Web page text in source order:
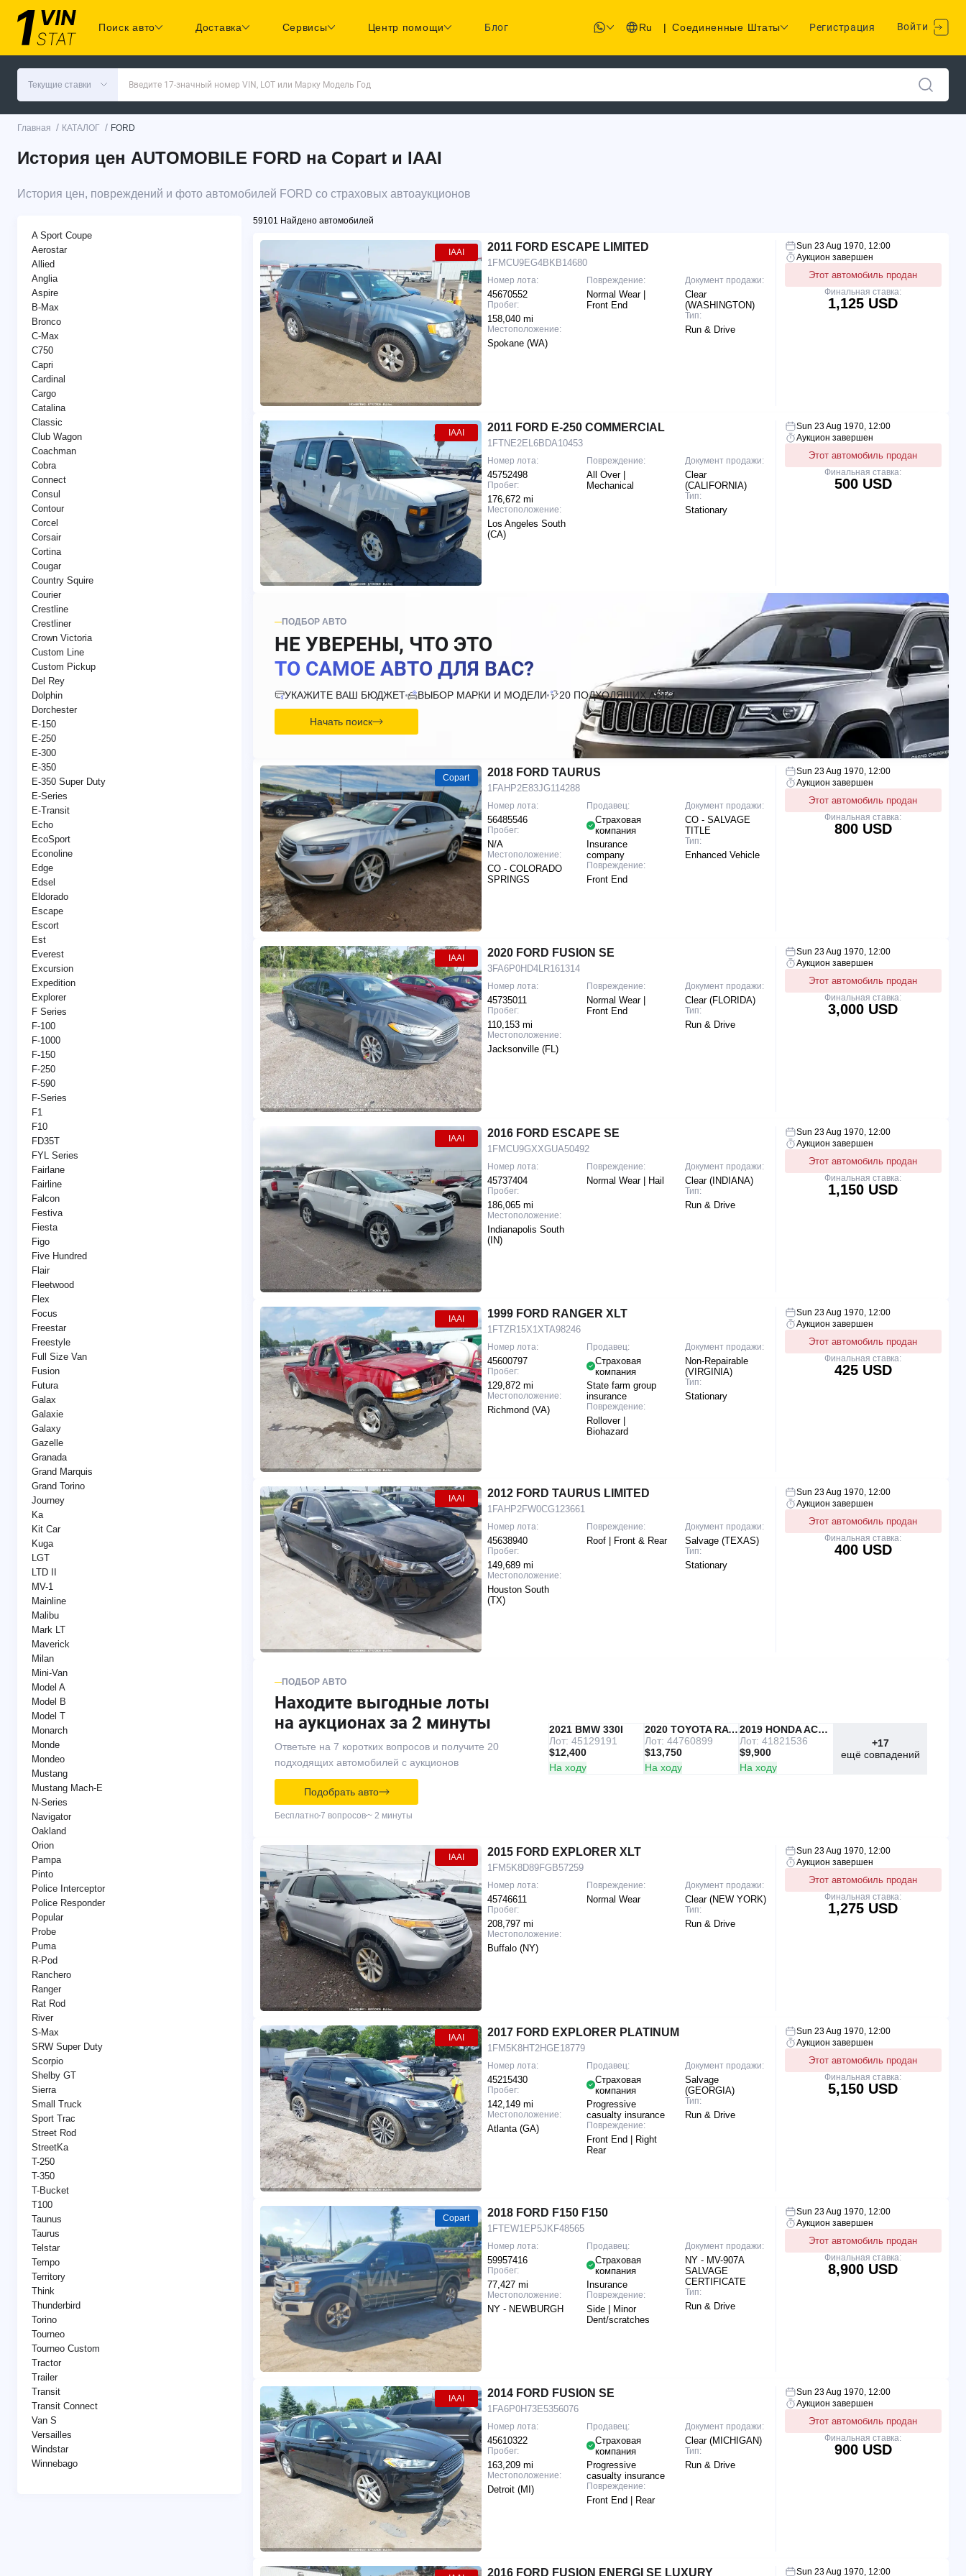
Поиск авто Доставка Сервисы Центр помощи Блог Ru | Соединенные Штаты Регистрация Войти
Текущие ставки Введите 17-значный номер VIN, LOT или Марку Модель Год
Главная / КАТАЛОГ / FORD
История цен AUTOMOBILE FORD на Copart и IAAI
История цен, повреждений и фото автомобилей FORD со страховых автоаукционов
A Sport Coupe
Aerostar
Allied
Anglia
Aspire
B-Max
Bronco
C-Max
C750
Capri
Cardinal
Cargo
Catalina
Classic
Club Wagon
Coachman
Cobra
Connect
Consul
Contour
Corcel
Corsair
Cortina
Cougar
Country Squire
Courier
Crestline
Crestliner
Crown Victoria
Custom Line
Custom Pickup
Del Rey
Dolphin
Dorchester
E-150
E-250
E-300
E-350
E-350 Super Duty
E-Series
E-Transit
Echo
EcoSport
Econoline
Edge
Edsel
Eldorado
Escape
Escort
Est
Everest
Excursion
Expedition
Explorer
F Series
F-100
F-1000
F-150
F-250
F-590
F-Series
F1
F10
FD35T
FYL Series
Fairlane
Fairline
Falcon
Festiva
Fiesta
Figo
Five Hundred
Flair
Fleetwood
Flex
Focus
Freestar
Freestyle
Full Size Van
Fusion
Futura
Galax
Galaxie
Galaxy
Gazelle
Granada
Grand Marquis
Grand Torino
Journey
Ka
Kit Car
Kuga
LGT
LTD II
MV-1
Mainline
Malibu
Mark LT
Maverick
Milan
Mini-Van
Model A
Model B
Model T
Monarch
Monde
Mondeo
Mustang
Mustang Mach-E
N-Series
Navigator
Oakland
Orion
Pampa
Pinto
Police Interceptor
Police Responder
Popular
Probe
Puma
R-Pod
Ranchero
Ranger
Rat Rod
River
S-Max
SRW Super Duty
Scorpio
Shelby GT
Sierra
Small Truck
Sport Trac
Street Rod
StreetKa
T-250
T-350
T-Bucket
T100
Taunus
Taurus
Telstar
Tempo
Territory
Think
Thunderbird
Torino
Tourneo
Tourneo Custom
Tractor
Trailer
Transit
Transit Connect
Van S
Versailles
Windstar
Winnebago
59101 Найдено автомобилей
IAAI 2011 FORD ESCAPE LIMITED
1FMCU9EG4BKB14680
Номер лота:
45670552
Пробег:
158,040 mi
Местоположение:
Spokane (WA)
Повреждение:
Normal Wear |
Front End
Документ продажи:
Clear
(WASHINGTON)
Тип:
Run & Drive
Sun 23 Aug 1970, 12:00
Аукцион завершен
Этот автомобиль продан
Финальная ставка:
1,125 USD
IAAI 2011 FORD E-250 COMMERCIAL
1FTNE2EL6BDA10453
Номер лота:
45752498
Пробег:
176,672 mi
Местоположение:
Los Angeles South
(CA)
Повреждение:
All Over |
Mechanical
Документ продажи:
Clear
(CALIFORNIA)
Тип:
Stationary
Sun 23 Aug 1970, 12:00
Аукцион завершен
Этот автомобиль продан
Финальная ставка:
500 USD
ПОДБОР АВТО
НЕ УВЕРЕНЫ, ЧТО ЭТО
ТО САМОЕ АВТО ДЛЯ ВАС?
УКАЖИТЕ ВАШ БЮДЖЕТ ВЫБОР МАРКИ И МОДЕЛИ 20 ПОДХОДЯЩИХ АВТО
Начать поиск
Copart 2018 FORD TAURUS
1FAHP2E83JG114288
Номер лота:
56485546
Пробег:
N/A
Местоположение:
CO - COLORADO
SPRINGS
Продавец:
Страховая
компания
Insurance
company
Повреждение:
Front End
Документ продажи:
CO - SALVAGE
TITLE
Тип:
Enhanced Vehicle
Sun 23 Aug 1970, 12:00
Аукцион завершен
Этот автомобиль продан
Финальная ставка:
800 USD
IAAI 2020 FORD FUSION SE
3FA6P0HD4LR161314
Номер лота:
45735011
Пробег:
110,153 mi
Местоположение:
Jacksonville (FL)
Повреждение:
Normal Wear |
Front End
Документ продажи:
Clear (FLORIDA)
Тип:
Run & Drive
Sun 23 Aug 1970, 12:00
Аукцион завершен
Этот автомобиль продан
Финальная ставка:
3,000 USD
IAAI 2016 FORD ESCAPE SE
1FMCU9GXXGUA50492
Номер лота:
45737404
Пробег:
186,065 mi
Местоположение:
Indianapolis South
(IN)
Повреждение:
Normal Wear | Hail
Документ продажи:
Clear (INDIANA)
Тип:
Run & Drive
Sun 23 Aug 1970, 12:00
Аукцион завершен
Этот автомобиль продан
Финальная ставка:
1,150 USD
IAAI 1999 FORD RANGER XLT
1FTZR15X1XTA98246
Номер лота:
45600797
Пробег:
129,872 mi
Местоположение:
Richmond (VA)
Продавец:
Страховая
компания
State farm group
insurance
Повреждение:
Rollover |
Biohazard
Документ продажи:
Non-Repairable
(VIRGINIA)
Тип:
Stationary
Sun 23 Aug 1970, 12:00
Аукцион завершен
Этот автомобиль продан
Финальная ставка:
425 USD
IAAI 2012 FORD TAURUS LIMITED
1FAHP2FW0CG123661
Номер лота:
45638940
Пробег:
149,689 mi
Местоположение:
Houston South
(TX)
Повреждение:
Roof | Front & Rear
Документ продажи:
Salvage (TEXAS)
Тип:
Stationary
Sun 23 Aug 1970, 12:00
Аукцион завершен
Этот автомобиль продан
Финальная ставка:
400 USD
ПОДБОР АВТО
Находите выгодные лоты
на аукционах за 2 минуты
Ответьте на 7 коротких вопросов и получите 20
подходящих автомобилей с аукционов
IAAI
РЕКОМЕНДУЕМ
2021 BMW 330I
Лот: 45129191
$12,400
На ходу
IAAI
2020 TOYOTA RAV4
Лот: 44760899
$13,750
На ходу
Copart
2019 HONDA ACCORD
Лот: 41821536
$9,900
На ходу
+17
ещё совпадений
Подобрать авто
Бесплатно 7 вопросов~ 2 минуты
IAAI 2015 FORD EXPLORER XLT
1FM5K8D89FGB57259
Номер лота:
45746611
Пробег:
208,797 mi
Местоположение:
Buffalo (NY)
Повреждение:
Normal Wear
Документ продажи:
Clear (NEW YORK)
Тип:
Run & Drive
Sun 23 Aug 1970, 12:00
Аукцион завершен
Этот автомобиль продан
Финальная ставка:
1,275 USD
IAAI 2017 FORD EXPLORER PLATINUM
1FM5K8HT2HGE18779
Номер лота:
45215430
Пробег:
142,149 mi
Местоположение:
Atlanta (GA)
Продавец:
Страховая
компания
Progressive
casualty insurance
Повреждение:
Front End | Right
Rear
Документ продажи:
Salvage
(GEORGIA)
Тип:
Run & Drive
Sun 23 Aug 1970, 12:00
Аукцион завершен
Этот автомобиль продан
Финальная ставка:
5,150 USD
Copart 2018 FORD F150 F150
1FTEW1EP5JKF48565
Номер лота:
59957416
Пробег:
77,427 mi
Местоположение:
NY - NEWBURGH
Продавец:
Страховая
компания
Insurance
Повреждение:
Side | Minor
Dent/scratches
Документ продажи:
NY - MV-907A
SALVAGE
CERTIFICATE
Тип:
Run & Drive
Sun 23 Aug 1970, 12:00
Аукцион завершен
Этот автомобиль продан
Финальная ставка:
8,900 USD
IAAI 2014 FORD FUSION SE
1FA6P0H73E5356076
Номер лота:
45610322
Пробег:
163,209 mi
Местоположение:
Detroit (MI)
Продавец:
Страховая
компания
Progressive
casualty insurance
Повреждение:
Front End | Rear
Документ продажи:
Clear (MICHIGAN)
Тип:
Run & Drive
Sun 23 Aug 1970, 12:00
Аукцион завершен
Этот автомобиль продан
Финальная ставка:
900 USD
2016 FORD FUSION ENERGI SE LUXURY Sun 23 Aug 1970, 12:00